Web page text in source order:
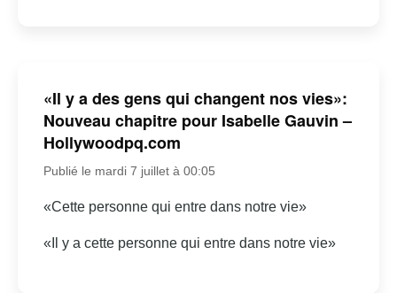
«Il y a des gens qui changent nos vies»:
Nouveau chapitre pour Isabelle Gauvin –
Hollywoodpq.com
Publié le mardi 7 juillet à 00:05
«Cette personne qui entre dans notre vie»
«Il y a cette personne qui entre dans notre vie»